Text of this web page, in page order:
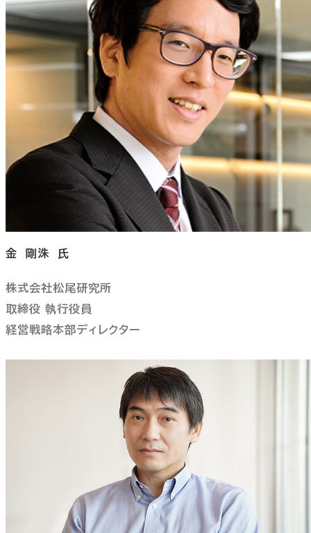
金 剛洙 氏
株式会社松尾研究所
取締役 執行役員
経営戦略本部ディレクター